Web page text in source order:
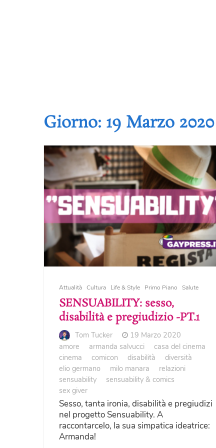
Giorno: 19 Marzo 2020
Attualità Cultura Life & Style Primo Piano Salute
SENSUABILITY: sesso,
disabilità e pregiudizio -PT.1
Tom Tucker
19 Marzo 2020
amore
armanda salvucci
casa del cinema
cinema
comicon disabilità
diversità
elio germano
milo manara
relazioni
sensuability
sensuability & comics
sex giver
Sesso, tanta ironia, disabilità e pregiudizi
nel progetto Sensuability. A
raccontarcelo, la sua simpatica ideatrice:
Armanda!